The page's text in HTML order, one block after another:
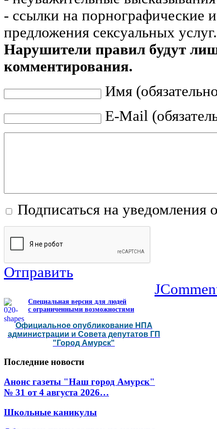
- ссылки на порнографические
предложения сексуальных услуг.
Нарушители правил будут
комментирования.
Имя
E-Mail
Подписаться на уведомления
Отправить
Специальная версия для людей
с ограниченными возможностями
Официальное опубликование НПА
администрации и Совета депутатов ГП
"Город Амурск"
Последние новости
Анонс газеты "Наш город Амурск"
№ 31 от 4 августа 2026…
Школьные каникулы